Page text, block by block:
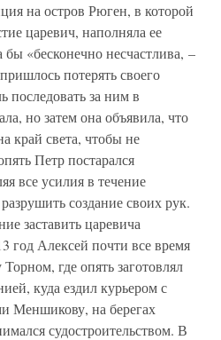
на остров Рюген, в которой
царевич, наполняла ее
«бесконечно несчастлива, –
потерять своего
последовать за ним в
но затем она объявила, что
край света, чтобы не
Петр постарался
все усилия в течение
создание своих рук.
заставить царевича
год Алексей почти все время
где опять заготовлял
куда ездил курьером с
Меншикову, на берегах
судостроительством. В